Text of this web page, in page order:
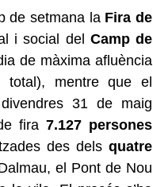
de setmana la Fira de
i social del Camp de
de màxima afluència
mentre que el
31 de maig
fira7.127 persones
des dels quatre
el Pont de Nou